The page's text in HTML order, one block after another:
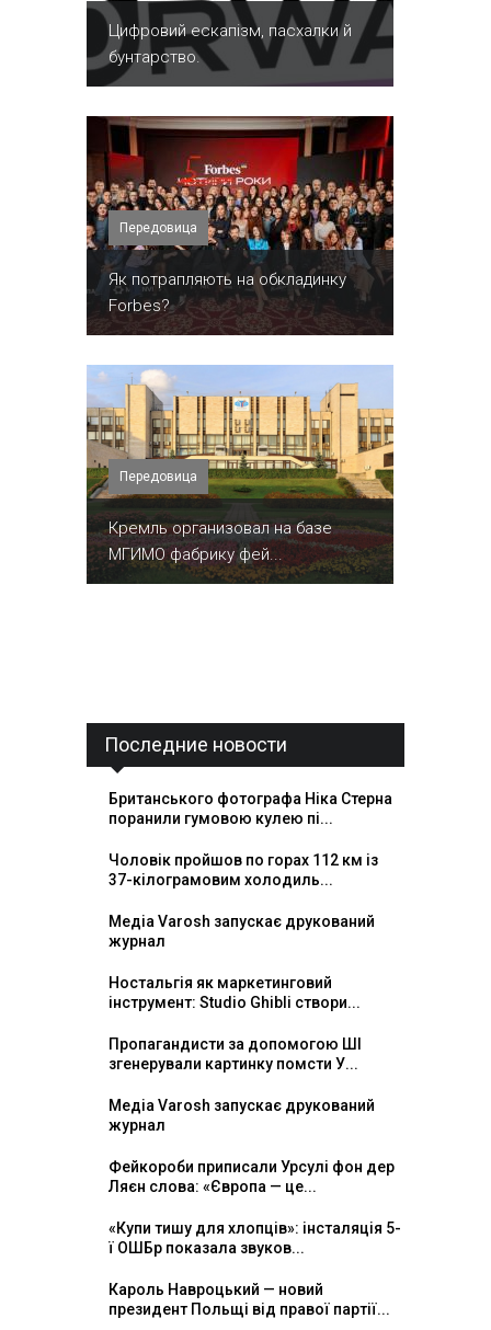
​Цифровий ескапізм, пасхалки й
бунтарство.
Передовица
​Як потрапляють на обкладинку
Forbes?
Передовица
Кремль организовал на базе
МГИМО фабрику фей...
Последние новости
Британського фотографа Ніка Стерна
поранили гумовою кулею пі...
Чоловік пройшов по горах 112 км із
37-кілограмовим холодиль...
Медіа Varosh запускає друкований
журнал
Ностальгія як маркетинговий
інструмент: Studio Ghibli створи...
Пропагандисти за допомогою ШІ
згенерували картинку помсти У...
Медіа Varosh запускає друкований
журнал
Фейкороби приписали Урсулі фон дер
Ляєн слова: «Європа — це...
«Купи тишу для хлопців»: інсталяція 5-
ї ОШБр показала звуков...
Кароль Навроцький — новий
президент Польщі від правої партії...